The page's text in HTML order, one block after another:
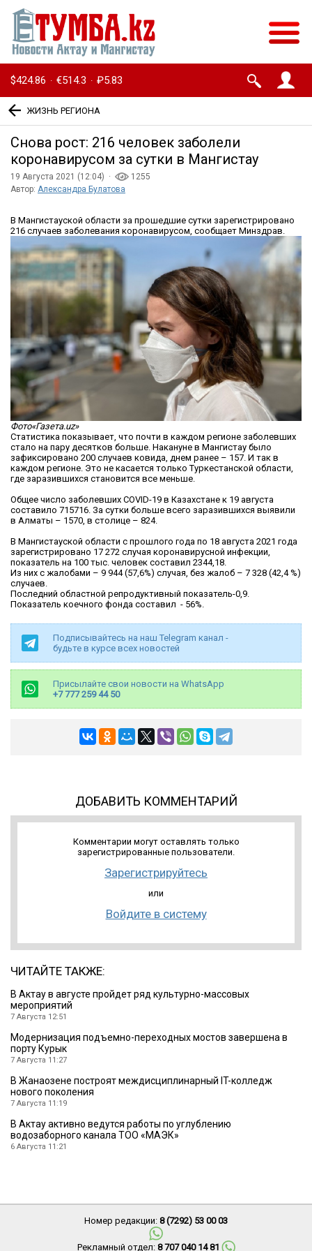
$424.86 · €514.3 · ₽5.83
ЖИЗНЬ РЕГИОНА
Снова рост: 216 человек заболели
коронавирусом за сутки в Мангистау
19 Августа 2021 (12:04) ·
1255
Автор: Александра Булатова
В Мангистауской области за прошедшие сутки зарегистрировано
216 случаев заболевания коронавирусом, сообщает Минздрав.
Фото«Газета.uz»
Статистика показывает, что почти в каждом регионе заболевших
стало на пару десятков больше. Накануне в Мангистау было
зафиксировано 200 случаев ковида, днем ранее – 157. И так в
каждом регионе. Это не касается только Туркестанской области,
где заразившихся становится все меньше.
Общее число заболевших COVID-19 в Казахстане к 19 августа
составило 715716. За сутки больше всего заразившихся выявили
в Алматы – 1570, в столице – 824.
В Мангистауской области с прошлого года по 18 августа 2021 года
зарегистрировано 17 272 случая коронавирусной инфекции,
показатель на 100 тыс. человек составил 2344,18.
Из них с жалобами – 9 944 (57,6%) случая, без жалоб – 7 328 (42,4 %)
случаев.
Последний областной репродуктивный показатель-0,9.
Показатель коечного фонда составил - 56%.
Подписывайтесь на наш Telegram канал -
будьте в курсе всех новостей
Присылайте свои новости на WhatsApp
+7 777 259 44 50
ДОБАВИТЬ КОММЕНТАРИЙ
Комментарии могут оставлять только
зарегистрированные пользователи.
Зарегистрируйтесь
или
Войдите в систему
ЧИТАЙТЕ ТАКЖЕ:
В Актау в августе пройдет ряд культурно-массовых
мероприятий
7 Августа 12:51
Модернизация подъемно-переходных мостов завершена в
порту Курык
7 Августа 11:27
В Жанаозене построят междисциплинарный IT-колледж
нового поколения
7 Августа 11:19
В Актау активно ведутся работы по углублению
водозаборного канала ТОО «МАЭК»
6 Августа 11:21
Номер редакции: 8 (7292) 53 00 03
Рекламный отдел: 8 707 040 14 81